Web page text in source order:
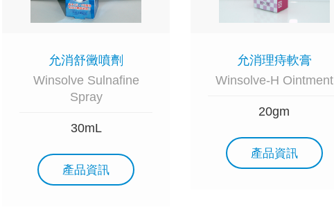
允消舒黴噴劑
Winsolve Sulnafine
Spray
30mL
產品資訊
允消理痔軟膏
Winsolve-H Ointment
20gm
產品資訊